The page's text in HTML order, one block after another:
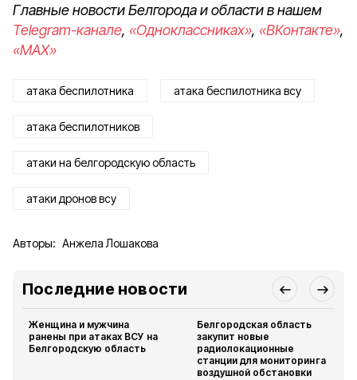
Главные новости Белгорода и области в нашем
Telegram-канале, «Одноклассниках», «ВКонтакте»,
«MAX»
атака беспилотника атака беспилотника всу
атака беспилотников
атаки на белгородскую область
атаки дронов всу
Авторы: Анжела Лошакова
Последние новости
Женщина и мужчина
ранены при атаках ВСУ на
Белгородскую область
Белгородская область
закупит новые
радиолокационные
станции для мониторинга
воздушной обстановки